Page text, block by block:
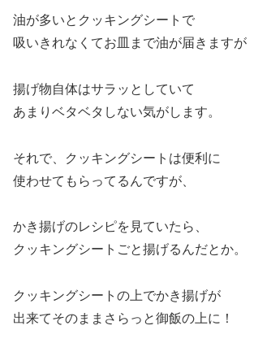
油が多いとクッキングシートで
吸いきれなくてお皿まで油が届きますが
揚げ物自体はサラッとしていて
あまりベタベタしない気がします。
それで、クッキングシートは便利に
使わせてもらってるんですが、
かき揚げのレシピを見ていたら、
クッキングシートごと揚げるんだとか。
クッキングシートの上でかき揚げが
出来てそのままさらっと御飯の上に！